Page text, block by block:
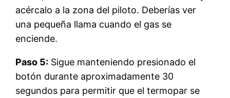
acércalo a la zona del piloto. Deberías ver
una pequeña llama cuando el gas se
enciende.
Paso 5: Sigue manteniendo presionado el
botón durante aproximadamente 30
segundos para permitir que el termopar se